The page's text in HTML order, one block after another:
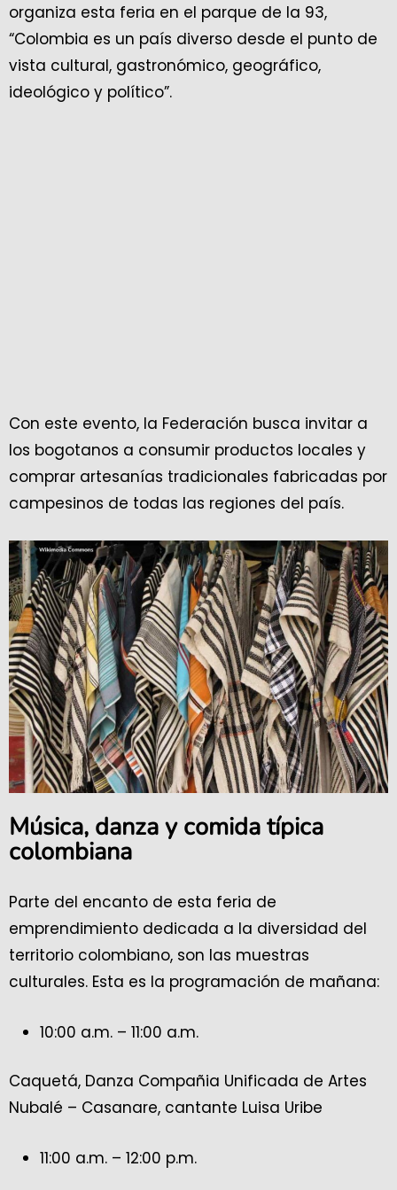
organiza esta feria en el parque de la 93,
“Colombia es un país diverso desde el punto de
vista cultural, gastronómico, geográfico,
ideológico y político”.
Con este evento, la Federación busca invitar a
los bogotanos a consumir productos locales y
comprar artesanías tradicionales fabricadas por
campesinos de todas las regiones del país.
Música, danza y comida típica
colombiana
Parte del encanto de esta feria de
emprendimiento dedicada a la diversidad del
territorio colombiano, son las muestras
culturales. Esta es la programación de mañana:
10:00 a.m. – 11:00 a.m.
Caquetá, Danza Compañia Unificada de Artes
Nubalé – Casanare, cantante Luisa Uribe
11:00 a.m. – 12:00 p.m.